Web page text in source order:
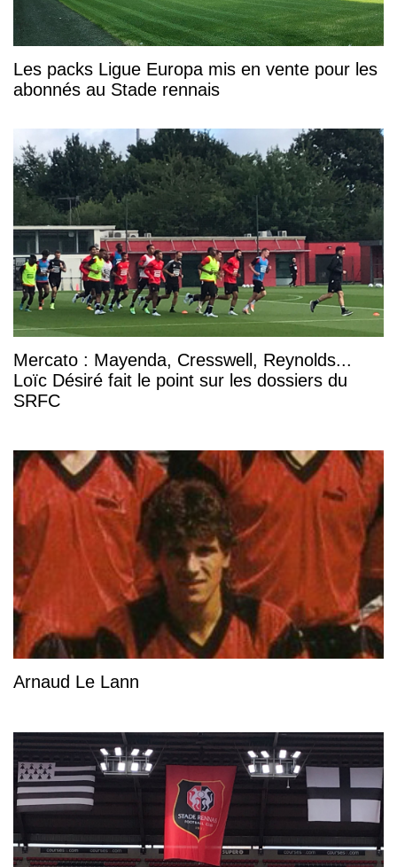
Les packs Ligue Europa mis en vente pour les
abonnés au Stade rennais
Mercato : Mayenda, Cresswell, Reynolds...
Loïc Désiré fait le point sur les dossiers du
SRFC
Arnaud Le Lann